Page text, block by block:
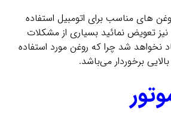
های مناسب برای اتومبیل استفاده
تعویض نمائید بسیاری از مشکلات
نخواهد شد چرا که روغن مورد استفاده
برخوردار می‌باشد.